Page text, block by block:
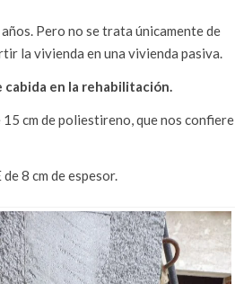
Pero no se trata únicamente de
la vivienda en una vivienda pasiva.
cabida en la rehabilitación.
cm de poliestireno, que nos confiere
8 cm de espesor.